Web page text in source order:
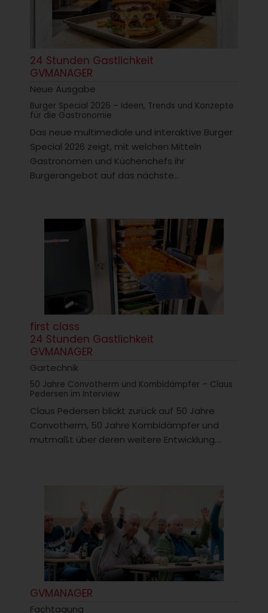
24 Stunden Gastlichkeit
GVMANAGER
Neue Ausgabe
Burger Special 2026 – Ideen, Trends und Konzepte
für die Gastronomie
Das neue multimediale und interaktive Burger
Special 2026 zeigt, mit welchen Mitteln
Gastronomen und Küchenchefs ihr
Burgerangebot auf das nächste...
first class
24 Stunden Gastlichkeit
GVMANAGER
Gartechnik
50 Jahre Convotherm und Kombidämpfer – Claus
Pedersen im Interview
Claus Pedersen blickt zurück auf 50 Jahre
Convotherm, 50 Jahre Kombidämpfer und
mutmaßt über deren weitere Entwicklung....
GVMANAGER
Fachtagung